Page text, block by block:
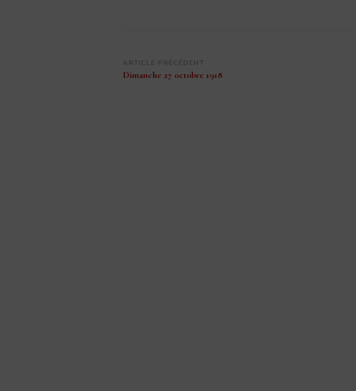
Navigation
d’article
Dimanche 27 octobre 1918